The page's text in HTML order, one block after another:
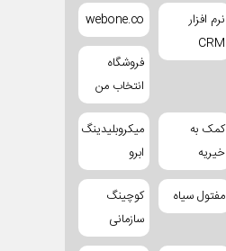
نرم افزار
CRM
webone.co
فروشگاه
انتخاب من
کمک به
خیریه
میکروبلیدینگ
ابرو
مفتول سیاه
کوچینگ
سازمانی